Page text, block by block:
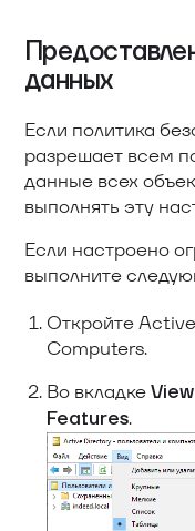
данных
Если политика
разрешает всем
данные всех
выполнять эту
Если настроено
выполните
Откройте
Computers.
Во вкладкеView
Features.